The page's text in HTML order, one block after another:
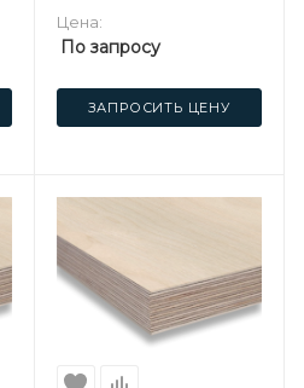
Цена:
По запросу
ЗАПРОСИТЬ ЦЕНУ